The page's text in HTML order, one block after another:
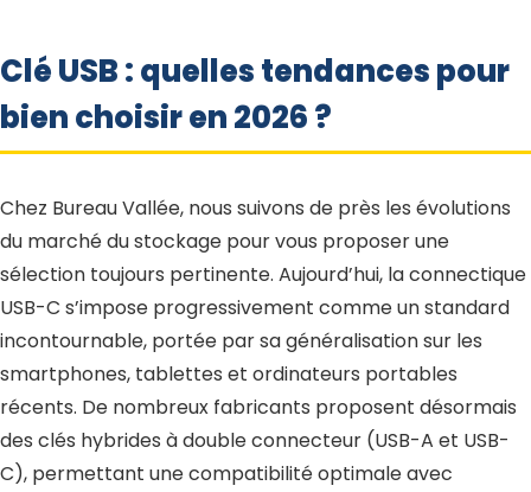
Clé USB : quelles tendances pour
bien choisir en 2026 ?
Chez Bureau Vallée, nous suivons de près les évolutions
du marché du stockage pour vous proposer une
sélection toujours pertinente. Aujourd’hui, la connectique
USB-C s’impose progressivement comme un standard
incontournable, portée par sa généralisation sur les
smartphones, tablettes et ordinateurs portables
récents. De nombreux fabricants proposent désormais
des clés hybrides à double connecteur (USB-A et USB-
C), permettant une compatibilité optimale avec